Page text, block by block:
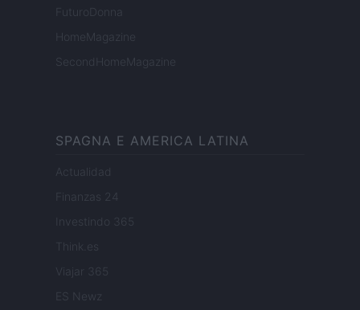
FuturoDonna
HomeMagazine
SecondHomeMagazine
SPAGNA E AMERICA LATINA
Actualidad
Finanzas 24
Investindo 365
Think.es
Viajar 365
ES Newz